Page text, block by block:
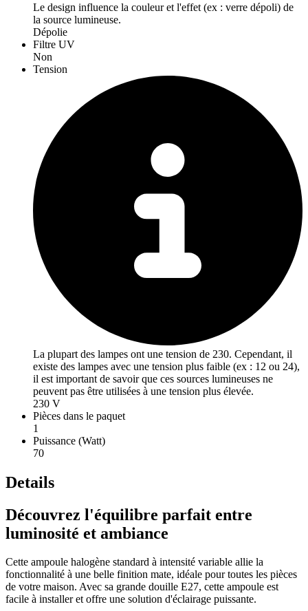
Le design influence la couleur et l'effet (ex : verre dépoli) de
la source lumineuse.
Dépolie
Filtre UV
Non
Tension
La plupart des lampes ont une tension de 230. Cependant, il
existe des lampes avec une tension plus faible (ex : 12 ou 24),
il est important de savoir que ces sources lumineuses ne
peuvent pas être utilisées à une tension plus élevée.
230 V
Pièces dans le paquet
1
Puissance (Watt)
70
Details
Découvrez l'équilibre parfait entre
luminosité et ambiance
Cette ampoule halogène standard à intensité variable allie la
fonctionnalité à une belle finition mate, idéale pour toutes les pièces
de votre maison. Avec sa grande douille E27, cette ampoule est
facile à installer et offre une solution d'éclairage puissante.